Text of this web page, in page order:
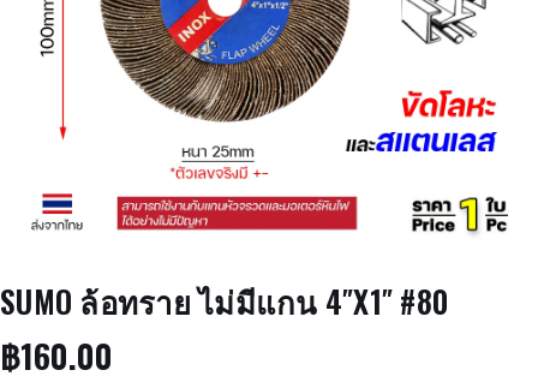
SUMO ล้อทราย ไม่มีแกน 4″X1″ #80
฿160.00